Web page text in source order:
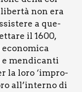
non era
a que­
il 1600,
e men­di­can­ti
la loro ‘impro­
all’interno di